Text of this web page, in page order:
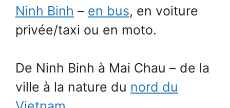
Ninh Binh – en bus, en voiture
privée/taxi ou en moto.
De Ninh Binh à Mai Chau – de la
ville à la nature du nord du